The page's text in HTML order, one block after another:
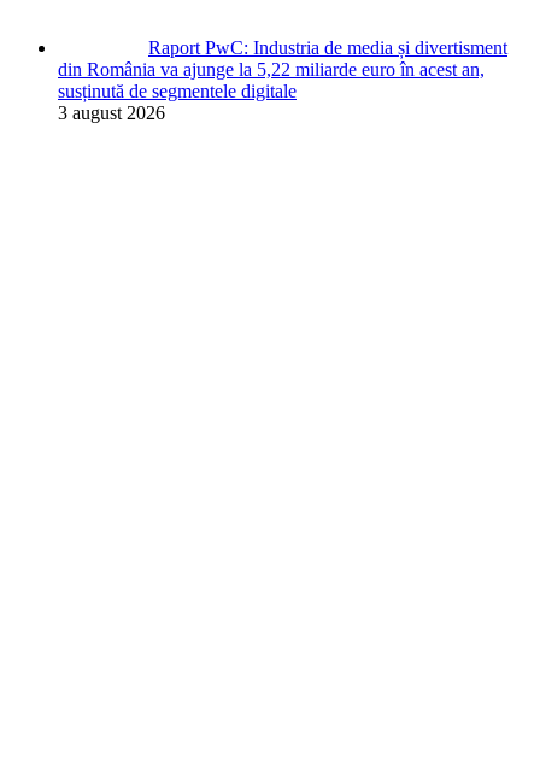
Raport PwC: Industria de media și divertisment
din România va ajunge la 5,22 miliarde euro în acest an,
susținută de segmentele digitale
3 august 2026